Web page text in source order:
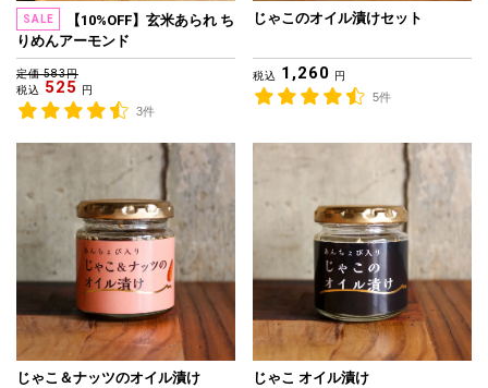
SALE
【10%OFF】玄米あられ ち
りめんアーモンド
定価 583円
税込
525 円
3件
じゃこのオイル漬けセット
税込 1,260 円
5件
じゃこ＆ナッツのオイル漬け じゃこ オイル漬け